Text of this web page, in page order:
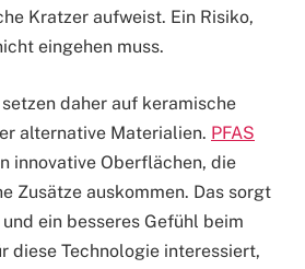
Kratzer aufweist. Ein Risiko,
eingehen muss.
daher auf keramische
alternative Materialien. PFAS
innovative Oberflächen, die
Zusätze auskommen. Das sorgt
ein besseres Gefühl beim
diese Technologie interessiert,